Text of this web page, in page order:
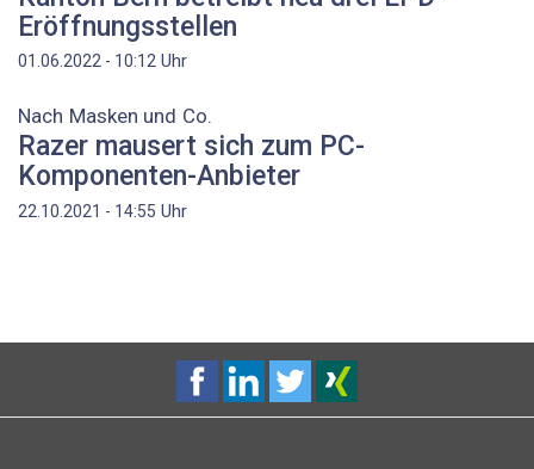
Eröffnungsstellen
01.06.2022 - 10:12 Uhr
Nach Masken und Co.
Razer mausert sich zum PC-
Komponenten-Anbieter
22.10.2021 - 14:55 Uhr